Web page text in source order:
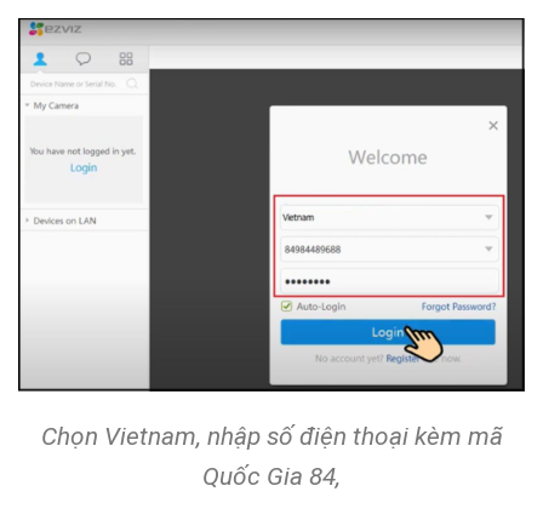
Chọn Vietnam, nhập số điện thoại kèm mã
Quốc Gia 84,